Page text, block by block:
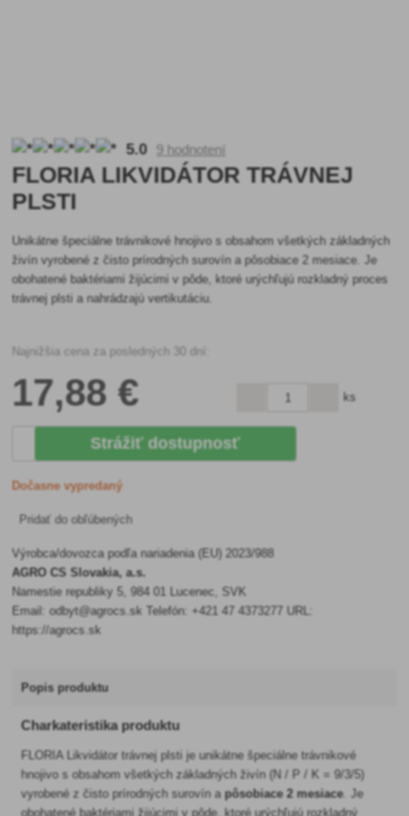
5.0 9 hodnotení
FLORIA LIKVIDÁTOR TRÁVNEJ
PLSTI
Unikátne špeciálne trávnikové hnojivo s obsahom všetkých základných
živín vyrobené z čisto prírodných surovín a pôsobiace 2 mesiace. Je
obohatené baktériami žijúcimi v pôde, ktoré urýchľujú rozkladný proces
trávnej plsti a nahrádzajú vertikutáciu.
Najnižšia cena za posledných 30 dní:
17,88 € ks
Strážiť dostupnosť
Dočasne vypredaný
Pridať do obľúbených
Výrobca/dovozca podľa nariadenia (EU) 2023/988
AGRO CS Slovakia, a.s.
Namestie republiky 5, 984 01 Lucenec, SVK
Email: odbyt@agrocs.sk Telefón: +421 47 4373277 URL:
https://agrocs.sk
Popis produktu
Charkateristika produktu
FLORIA Likvidátor trávnej plsti je unikátne špeciálne trávnikové
hnojivo s obsahom všetkých základných živín (N / P / K = 9/3/5)
vyrobené z čisto prírodných surovín apôsobiace 2 mesiace . Je
obohatené baktériami žijúcimi v pôde, ktoré urýchľujú rozkladný